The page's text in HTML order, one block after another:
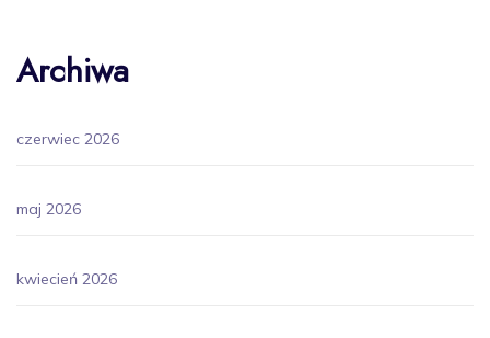
Archiwa
czerwiec 2026
maj 2026
kwiecień 2026